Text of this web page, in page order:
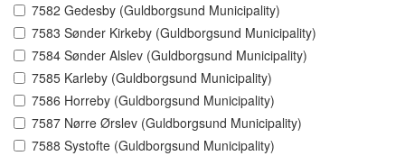
7582 Gedesby (Guldborgsund Municipality)
7583 Sønder Kirkeby (Guldborgsund Municipality)
7584 Sønder Alslev (Guldborgsund Municipality)
7585 Karleby (Guldborgsund Municipality)
7586 Horreby (Guldborgsund Municipality)
7587 Nørre Ørslev (Guldborgsund Municipality)
7588 Systofte (Guldborgsund Municipality)